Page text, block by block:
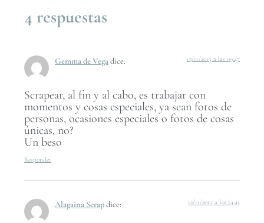
4 respuestas
Gemma de Vegadice: 13/11/2015 a las 09:47
Scrapear, al fin y al cabo, es trabajar con
momentos y cosas especiales, ya sean fotos de
personas, ocasiones especiales o fotos de cosas
únicas, no?
Un beso
Responder
Alagaina Scrapdice: 12/11/2015 a las 14:41